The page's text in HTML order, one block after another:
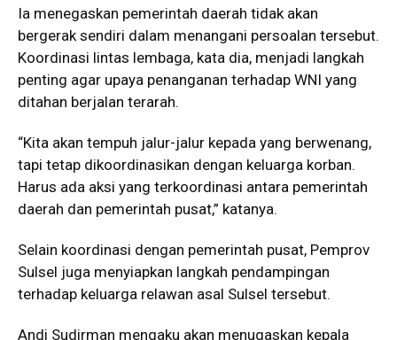
Ia menegaskan pemerintah daerah tidak akan
bergerak sendiri dalam menangani persoalan tersebut.
Koordinasi lintas lembaga, kata dia, menjadi langkah
penting agar upaya penanganan terhadap WNI yang
ditahan berjalan terarah.
“Kita akan tempuh jalur-jalur kepada yang berwenang,
tapi tetap dikoordinasikan dengan keluarga korban.
Harus ada aksi yang terkoordinasi antara pemerintah
daerah dan pemerintah pusat,” katanya.
Selain koordinasi dengan pemerintah pusat, Pemprov
Sulsel juga menyiapkan langkah pendampingan
terhadap keluarga relawan asal Sulsel tersebut.
Andi Sudirman mengaku akan menugaskan kepala